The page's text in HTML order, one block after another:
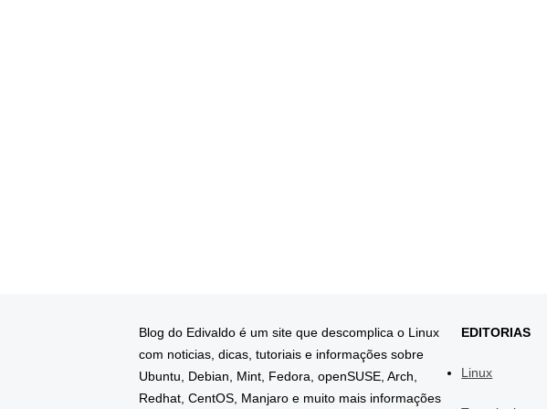
Blog do Edivaldo é um site que descomplica o Linux
com noticias, dicas, tutoriais e informações sobre
Ubuntu, Debian, Mint, Fedora, openSUSE, Arch,
Redhat, CentOS, Manjaro e muito mais informações
EDITORIAS
Linux